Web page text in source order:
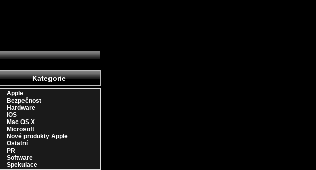
Kategorie
Apple
Bezpečnost
Hardware
iOS
Mac OS X
Microsoft
Nové produkty Apple
Ostatní
PR
Software
Spekulace